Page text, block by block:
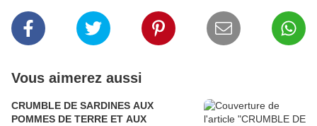
Vous aimerez aussi
CRUMBLE DE SARDINES AUX
POMMES DE TERRE ET AUX